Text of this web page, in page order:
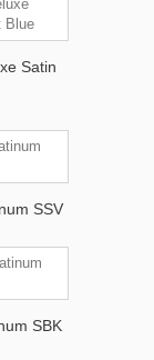
Satin
SSV
SBK